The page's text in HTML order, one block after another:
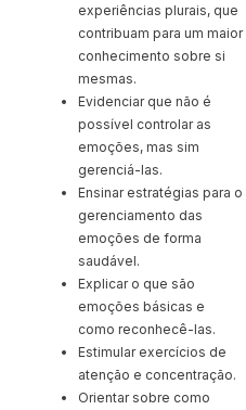
experiências plurais, que
contribuam para um maior
conhecimento sobre si
mesmas.
Evidenciar que não é
possível controlar as
emoções, mas sim
gerenciá-las.
Ensinar estratégias para o
gerenciamento das
emoções de forma
saudável.
Explicar o que são
emoções básicas e
como reconhecê-las.
Estimular exercícios de
atenção e concentração.
Orientar sobre como